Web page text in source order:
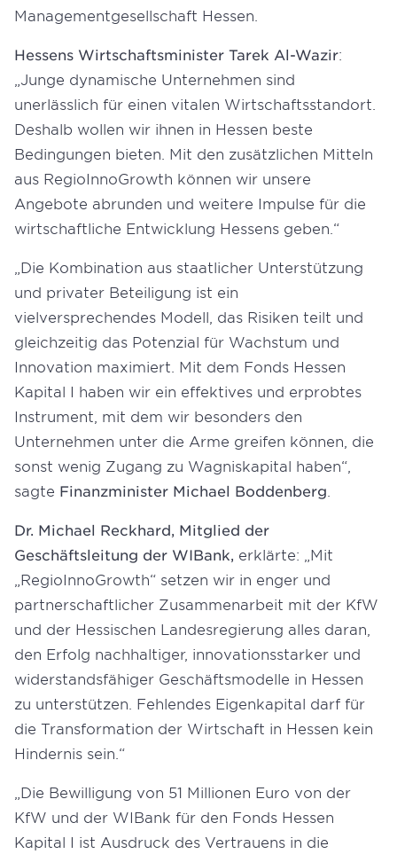
Managementgesellschaft Hessen.
Hessens Wirtschaftsminister Tarek Al-Wazir:
„Junge dynamische Unternehmen sind
unerlässlich für einen vitalen Wirtschaftsstandort.
Deshalb wollen wir ihnen in Hessen beste
Bedingungen bieten. Mit den zusätzlichen Mitteln
aus RegioInnoGrowth können wir unsere
Angebote abrunden und weitere Impulse für die
wirtschaftliche Entwicklung Hessens geben.“
„Die Kombination aus staatlicher Unterstützung
und privater Beteiligung ist ein
vielversprechendes Modell, das Risiken teilt und
gleichzeitig das Potenzial für Wachstum und
Innovation maximiert. Mit dem Fonds Hessen
Kapital I haben wir ein effektives und erprobtes
Instrument, mit dem wir besonders den
Unternehmen unter die Arme greifen können, die
sonst wenig Zugang zu Wagniskapital haben“,
sagte Finanzminister Michael Boddenberg
Dr. Michael Reckhard, Mitglied der
Geschäftsleitung der WIBank, erklärte: „Mit
„RegioInnoGrowth“ setzen wir in enger und
partnerschaftlicher Zusammenarbeit mit der KfW
und der Hessischen Landesregierung alles daran,
den Erfolg nachhaltiger, innovationsstarker und
widerstandsfähiger Geschäftsmodelle in Hessen
zu unterstützen. Fehlendes Eigenkapital darf für
die Transformation der Wirtschaft in Hessen kein
Hindernis sein.“
„Die Bewilligung von 51 Millionen Euro von der
KfW und der WIBank für den Fonds Hessen
Kapital I ist Ausdruck des Vertrauens in die